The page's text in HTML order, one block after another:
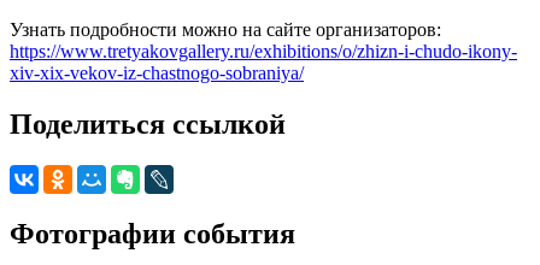
Узнать подробности можно на сайте организаторов:
https://www.tretyakovgallery.ru/exhibitions/o/zhizn-i-chudo-ikony-
xiv-xix-vekov-iz-chastnogo-sobraniya/
Поделиться ссылкой
Фотографии события